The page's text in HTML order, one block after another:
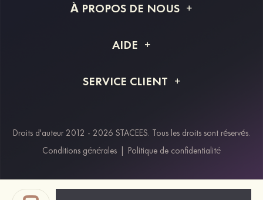
À PROPOS DE NOUS
Livraison
AIDE
Retour et remboursement
SERVICE CLIENT
Modes de paiement
Klarna
Paypal
Droits d'auteur 2012 - 2026 STACEES. Tous les droits sont réservés.
Conditions générales | Politique de confidentialité